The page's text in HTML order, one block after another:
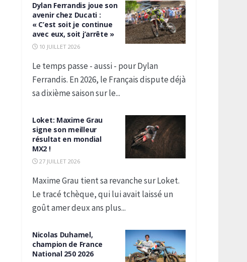
Dylan Ferrandis joue son
avenir chez Ducati :
« C’est soit je continue
avec eux, soit j’arrête »
10 JUILLET 2026
Le temps passe - aussi - pour Dylan
Ferrandis. En 2026, le Français dispute déjà
sa dixième saison sur le...
Loket: Maxime Grau
signe son meilleur
résultat en mondial
MX2 !
27 JUILLET 2026
Maxime Grau tient sa revanche sur Loket.
Le tracé tchèque, qui lui avait laissé un
goût amer deux ans plus...
Nicolas Duhamel,
champion de France
National 250 2026